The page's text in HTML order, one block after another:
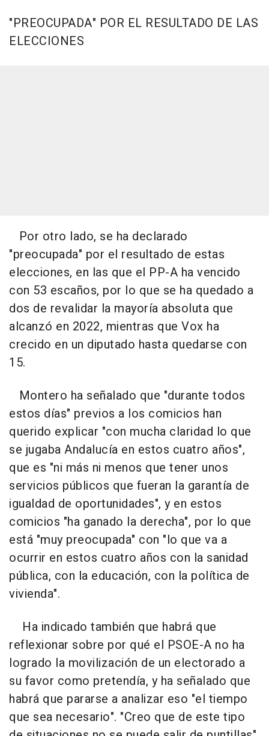
"PREOCUPADA" POR EL RESULTADO DE LAS
ELECCIONES
Por otro lado, se ha declarado
"preocupada" por el resultado de estas
elecciones, en las que el PP-A ha vencido
con 53 escaños, por lo que se ha quedado a
dos de revalidar la mayoría absoluta que
alcanzó en 2022, mientras que Vox ha
crecido en un diputado hasta quedarse con
15.
Montero ha señalado que "durante todos
estos días" previos a los comicios han
querido explicar "con mucha claridad lo que
se jugaba Andalucía en estos cuatro años",
que es "ni más ni menos que tener unos
servicios públicos que fueran la garantía de
igualdad de oportunidades", y en estos
comicios "ha ganado la derecha", por lo que
está "muy preocupada" con "lo que va a
ocurrir en estos cuatro años con la sanidad
pública, con la educación, con la política de
vivienda".
Ha indicado también que habrá que
reflexionar sobre por qué el PSOE-A no ha
logrado la movilización de un electorado a
su favor como pretendía, y ha señalado que
habrá que pararse a analizar eso "el tiempo
que sea necesario". "Creo que de este tipo